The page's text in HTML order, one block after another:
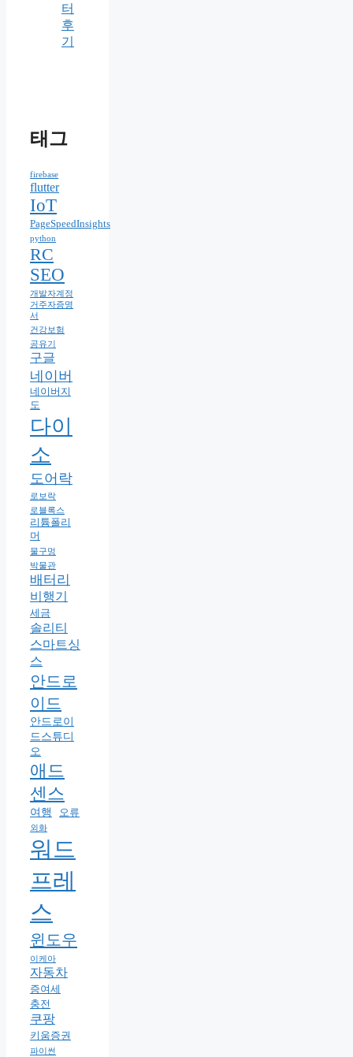
터
후
기
태그
firebase
flutter
IoT
PageSpeedInsights
python
RC
SEO
개발자계정
거주자증명
서
건강보험
공유기
구글
네이버
네이버지
도
다이
소
도어락
로보락
로블록스
리튬폴리
머
물구멍
박물관
배터리
비행기
세금
솔리티
스마트싱
스
안드로
이드
안드로이
드스튜디
오
애드
센스
여행 오류
외화
워드
프레
스
윈도우
이케아
자동차
증여세
충전
쿠팡
키움증권
파이썬